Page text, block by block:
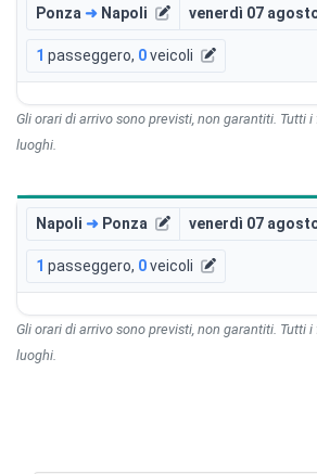
Ponza ➜ Napoli venerdì 07
1 passeggero, 0veicoli
Gli orari di arrivo sono previsti, non garantiti. Tutti
luoghi.
Napoli ➜ Ponza venerdì 07
1 passeggero, 0veicoli
Gli orari di arrivo sono previsti, non garantiti. Tutti
luoghi.